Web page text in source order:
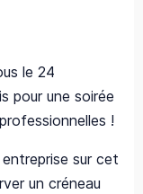
le 24
pour une soirée
!
sur cet
un créneau